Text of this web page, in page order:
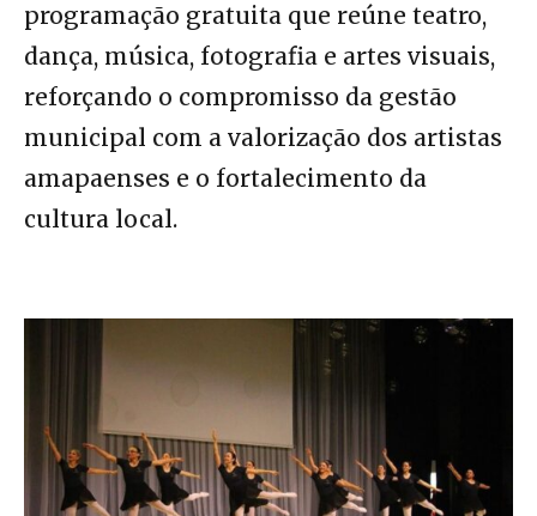
programação gratuita que reúne teatro,
dança, música, fotografia e artes visuais,
reforçando o compromisso da gestão
municipal com a valorização dos artistas
amapaenses e o fortalecimento da
cultura local.